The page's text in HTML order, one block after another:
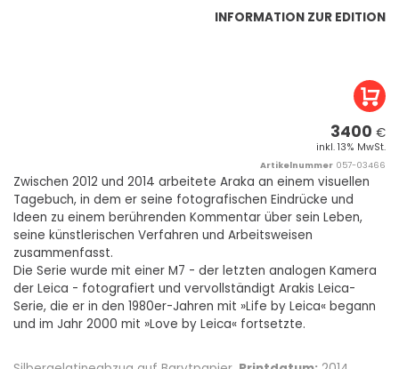
INFORMATION ZUR EDITION
3400 €
inkl. 13% MwSt.
Artikelnummer 057-03466
Zwischen 2012 und 2014 arbeitete Araka an einem visuellen
Tagebuch, in dem er seine fotografischen Eindrücke und
Ideen zu einem berührenden Kommentar über sein Leben,
seine künstlerischen Verfahren und Arbeitsweisen
zusammenfasst.
Die Serie wurde mit einer M7 - der letzten analogen Kamera
der Leica - fotografiert und vervollständigt Arakis Leica-
Serie, die er in den 1980er-Jahren mit »Life by Leica« begann
und im Jahr 2000 mit »Love by Leica« fortsetzte.